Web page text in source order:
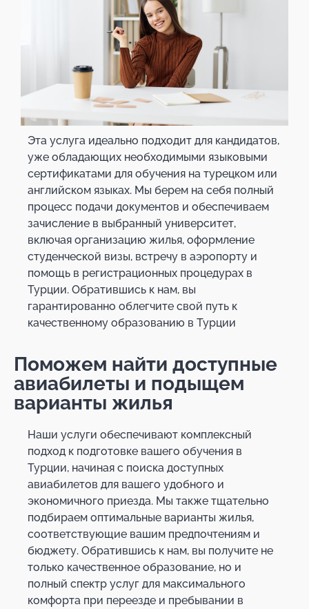
Эта услуга идеально подходит для кандидатов,
уже обладающих необходимыми языковыми
сертификатами для обучения на турецком или
английском языках. Мы берем на себя полный
процесс подачи документов и обеспечиваем
зачисление в выбранный университет,
включая организацию жилья, оформление
студенческой визы, встречу в аэропорту и
помощь в регистрационных процедурах в
Турции. Обратившись к нам, вы
гарантированно облегчите свой путь к
качественному образованию в Турции
Поможем найти доступные
авиабилеты и подыщем
варианты жилья
Наши услуги обеспечивают комплексный
подход к подготовке вашего обучения в
Турции, начиная с поиска доступных
авиабилетов для вашего удобного и
экономичного приезда. Мы также тщательно
подбираем оптимальные варианты жилья,
соответствующие вашим предпочтениям и
бюджету. Обратившись к нам, вы получите не
только качественное образование, но и
полный спектр услуг для максимального
комфорта при переезде и пребывании в